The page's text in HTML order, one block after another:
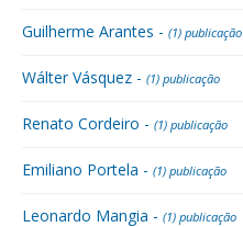
Guilherme Arantes - (1) publicação
Wálter Vásquez - (1) publicação
Renato Cordeiro - (1) publicação
Emiliano Portela - (1) publicação
Leonardo Mangia - (1) publicação